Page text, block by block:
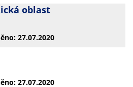
oblast
27.07.2020
27.07.2020